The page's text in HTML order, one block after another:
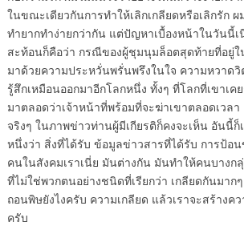
ในขณะเดียวกันการทำให้เลิกเกลียดหรือเลิกรัก
ทำยากทำง่ายกว่ากัน แต่ปัญหาเบื้องหน้าในวันนี้
สะท้อนก็คือว่า กรณีของผู้ชุมนุมล็อตสุดท้ายที่อยู่ใ
มาด้วยความประหวั่นพรั่นพรึงในใจ ความหวาด
รู้สึกเหมือนออกมาอีกโลกหนึ่ง ทั้งๆ ที่โลกที่เขาเค
มาตลอดว่าเจ้าหน้าที่พร้อมที่จะฆ่าเขาตลอดเวล
จริงๆ ในภาพข่าวท่านผู้มีเกียรติก็คงจะเห็น อันนี้
หนึ่งว่า สิ่งที่ได้รับ ข้อมูลข่าวสารที่ได้รับ การป้อ
คนในสังคมเราเนี่ย มันต่างกัน มันทำให้คนบางก
ที่ไม่ใช่พวกตนอย่างชนิดที่เรียกว่า เกลียดกันมากๆ
ถอนพิษยังไงครับ ความเกลียด แล้วเราจะสร้างคว
ครับ